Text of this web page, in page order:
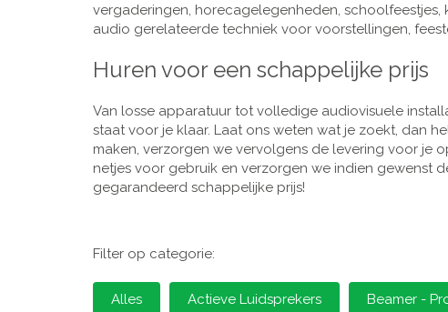
vergaderingen, horecagelegenheden,
audio gerelateerde techniek voor voorstellingen,
Huren voor een schappelijke prijs
Van losse apparatuur tot volledige audiovisuele
staat voor je klaar. Laat ons weten wat je zoekt, dan
maken, verzorgen we vervolgens de levering voor je
netjes voor gebruik en verzorgen we indien gewenst
gegarandeerd schappelijke prijs!
Filter op categorie:
Alles Actieve Luidsprekers Beamer -